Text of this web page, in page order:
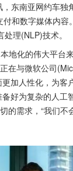
东南亚网约车独
和数字媒体内容
理(NLP)技术。
地化的伟大平台
在与微软公司
加人性化，为
好为复杂的人工
需求，“我们不